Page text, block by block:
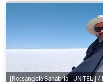
[Rossangela Sanabria - UNITEL ]